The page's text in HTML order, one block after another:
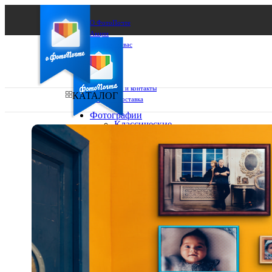
О ФотоПочте
Акции
Сделаем за вас
Бизнесу
FAQ
Франшиза
Поддержка и контакты
Оплата и доставка
Ваш город:
Выберите из списка:
КАТАЛОГ
Фотографии
Классические
10х10
15х15
30х30
30х40